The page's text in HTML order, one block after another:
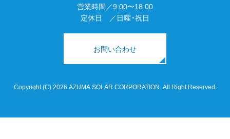
営業時間／9:00〜18:00
定休日 ／日曜・祝日
お問い合わせ
Copyright (C) 2026 AZUMA SOLAR CORPORATION. All Right Reserved.